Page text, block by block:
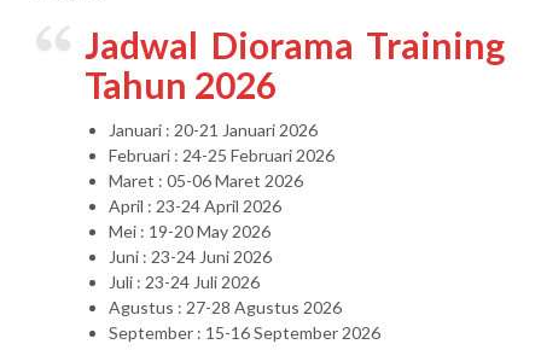
Jadwal Diorama Training
Tahun 2026
Januari : 20-21 Januari 2026
Februari : 24-25 Februari 2026
Maret : 05-06 Maret 2026
April : 23-24 April 2026
Mei : 19-20 May 2026
Juni : 23-24 Juni 2026
Juli : 23-24 Juli 2026
Agustus : 27-28 Agustus 2026
September : 15-16 September 2026